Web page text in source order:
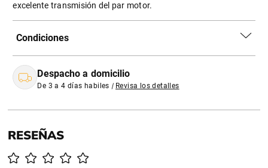
excelente transmisión del par motor.
Condiciones
Despacho a domicilio
De 3 a 4 días habiles | Revisa los detalles